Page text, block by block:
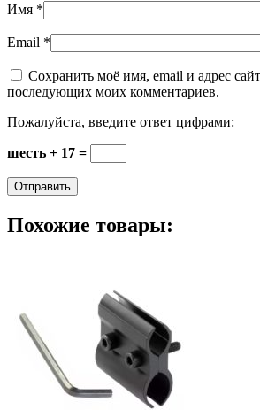
Имя *
Email *
Сохранить моё имя, email и адрес
последующих моих комментариев.
Пожалуйста, введите ответ цифрами:
шесть + 17 =
Похожие товары: